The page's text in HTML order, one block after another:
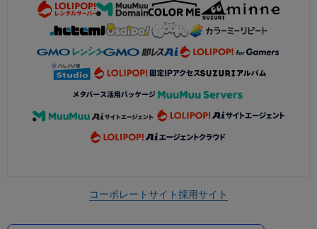
コーポレートサイト採用サイト